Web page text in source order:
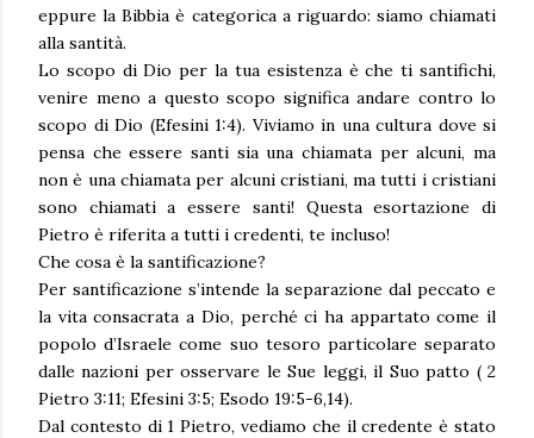
eppure la Bibbia è categorica a riguardo: siamo chiamati
alla santità.
Lo scopo di Dio per la tua esistenza è che ti santifichi,
venire meno a questo scopo significa andare contro lo
scopo di Dio (Efesini 1:4). Viviamo in una cultura dove si
pensa che essere santi sia una chiamata per alcuni, ma
non è una chiamata per alcuni cristiani, ma tutti i cristiani
sono chiamati a essere santi! Questa esortazione di
Pietro è riferita a tutti i credenti, te incluso!
Che cosa è la santificazione?
Per santificazione s’intende la separazione dal peccato e
la vita consacrata a Dio, perché ci ha appartato come il
popolo d’Israele come suo tesoro particolare separato
dalle nazioni per osservare le Sue leggi, il Suo patto ( 2
Pietro 3:11; Efesini 3:5; Esodo 19:5-6,14).
Dal contesto di 1 Pietro, vediamo che il credente è stato